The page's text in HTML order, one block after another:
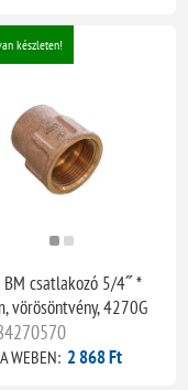
készleten!
BM csatlakozó 5/4˝ *
vörösöntvény, 4270G
WEBEN: 2 868 Ft